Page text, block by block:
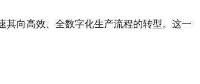
其向高效、全数字化生产流程的转型。这一